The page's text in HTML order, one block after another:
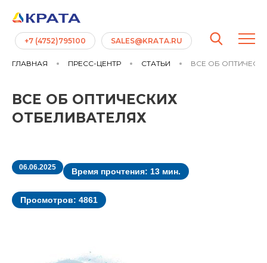
+7 (4752)795100 SALES@KRATA.RU
ГЛАВНАЯ ПРЕСС-ЦЕНТР СТАТЬИ ВСЕ ОБ
ВСЕ ОБ ОПТИЧЕСКИХ
ОТБЕЛИВАТЕЛЯХ
06.06.2025 Время прочтения: 13 мин.
Просмотров: 4861